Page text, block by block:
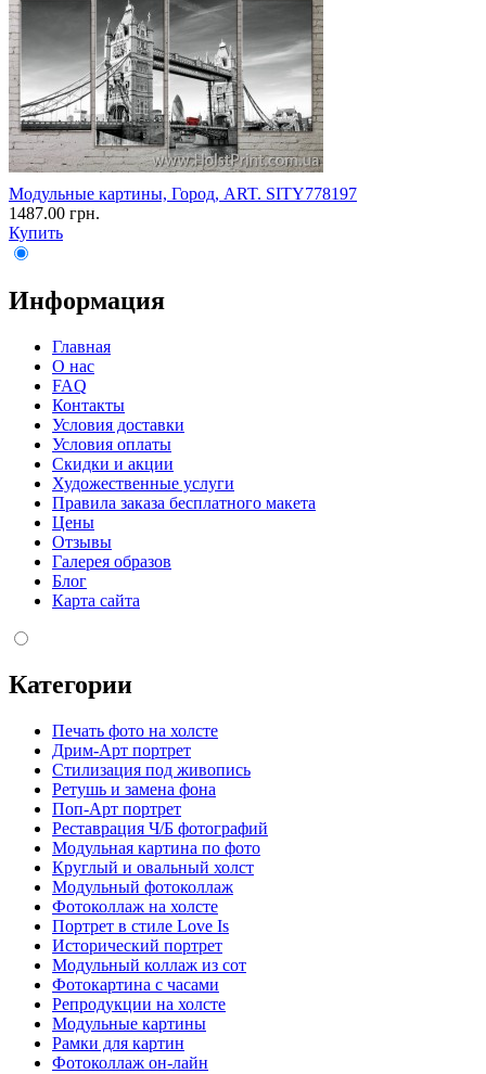
Модульные картины, Город, ART. SITY778197
1487.00 грн.
Купить
Информация
Главная
О нас
FAQ
Контакты
Условия доставки
Условия оплаты
Скидки и акции
Художественные услуги
Правила заказа бесплатного макета
Цены
Отзывы
Галерея образов
Блог
Карта сайта
Категории
Печать фото на холсте
Дрим-Арт портрет
Стилизация под живопись
Ретушь и замена фона
Поп-Арт портрет
Реставрация Ч/Б фотографий
Модульная картина по фото
Круглый и овальный холст
Модульный фотоколлаж
Фотоколлаж на холсте
Портрет в стиле Love Is
Исторический портрет
Модульный коллаж из сот
Фотокартина с часами
Репродукции на холсте
Модульные картины
Рамки для картин
Фотоколлаж он-лайн